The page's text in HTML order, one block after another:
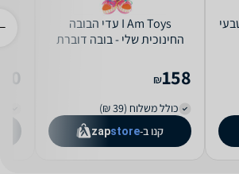
I Am Toys עדי הבובה
החינוכית שלי - בובה דוברת
158
₪
כולל משלוח (39 ₪)
קנו ב-
zapstore